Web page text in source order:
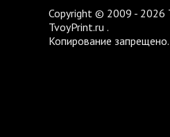
Copyright © 2009 - 2026
TvoyPrint.ru .
Копирование запрещено.